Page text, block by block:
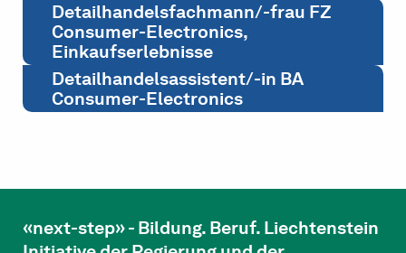
Detailhandelsfachmann/-frau FZ
Consumer-Electronics,
Einkaufserlebnisse
Detailhandelsassistent/-in BA
Consumer-Electronics
«next-step» - Bildung. Beruf. Liechtenstein